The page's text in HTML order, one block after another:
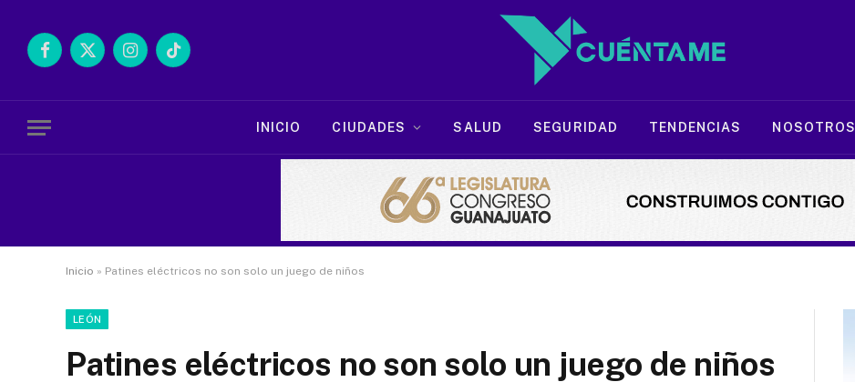
Facebook
X
InstagramTikTok
INICIO CIUDADES SALUD SEGURIDAD TENDENCIAS NOSOTROS
Inicio » Patines eléctricos no son solo un juego de niños
LEÓN
Patines eléctricos no son solo un juego de niños